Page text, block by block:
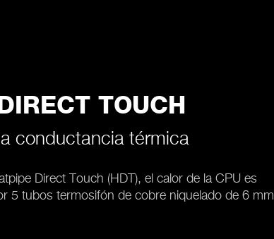
TOUCH
conductancia térmica
Direct Touch (HDT), el calor de la CPU es
5 tubos termosifón de cobre niquelado de 6 mm